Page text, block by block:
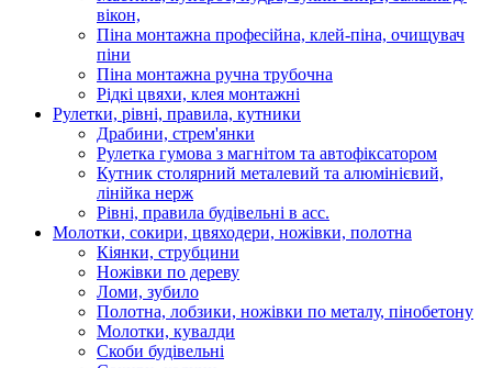
вікон,
Піна монтажна професійна, клей-піна, очищувач
піни
Піна монтажна ручна трубочна
Рідкі цвяхи, клея монтажні
Рулетки, рівні, правила, кутники
Драбини, стрем'янки
Рулетка гумова з магнітом та автофіксатором
Кутник столярний металевий та алюмінієвий,
лінійка нерж
Рівні, правила будівельні в асс.
Молотки, сокири, цвяходери, ножівки, полотна
Кіянки, струбцини
Ножівки по дереву
Ломи, зубило
Полотна, лобзики, ножівки по металу, пінобетону
Молотки, кувалди
Скоби будівельні